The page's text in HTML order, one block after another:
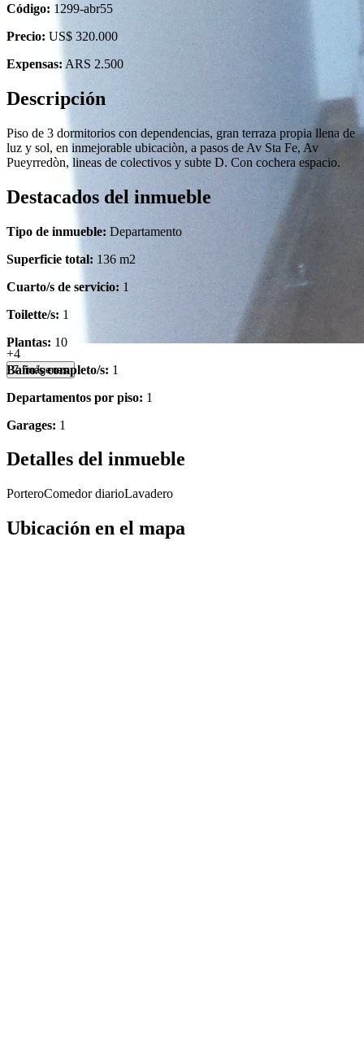
+4
7 Imágenes
Código: 1299-abr55
Precio: US$ 320.000
Expensas: ARS 2.500
Descripción
Piso de 3 dormitorios con dependencias, gran terraza propia llena de
luz y sol, en inmejorable ubicaciòn, a pasos de Av Sta Fe, Av
Pueyrredòn, lineas de colectivos y subte D. Con cochera espacio.
Destacados del inmueble
Tipo de inmueble: Departamento
Superficie total: 136 m2
Cuarto/s de servicio: 1
Toilette/s: 1
Plantas: 10
Baño/s completo/s: 1
Departamentos por piso: 1
Garages: 1
Detalles del inmueble
PorteroComedor diarioLavadero
Ubicación en el mapa